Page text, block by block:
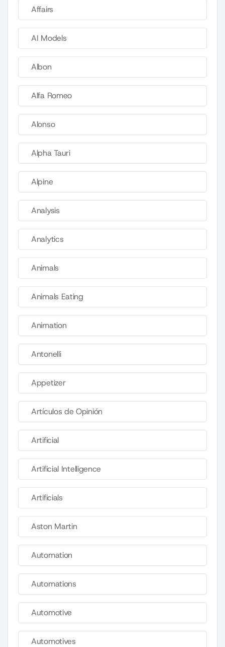
Affairs
AI Models
Albon
Alfa Romeo
Alonso
Alpha Tauri
Alpine
Analysis
Analytics
Animals
Animals Eating
Animation
Antonelli
Appetizer
Artículos de Opinión
Artificial
Artificial Intelligence
Artificials
Aston Martin
Automation
Automations
Automotive
Automotives